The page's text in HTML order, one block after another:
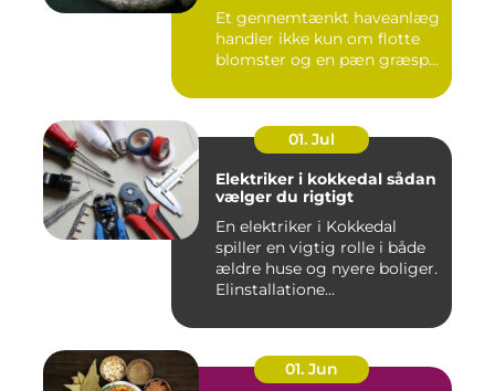
Et gennemtænkt haveanlæg
handler ikke kun om flotte
blomster og en pæn græsp...
01. Jul
Elektriker i kokkedal sådan
vælger du rigtigt
En elektriker i Kokkedal
spiller en vigtig rolle i både
ældre huse og nyere boliger.
Elinstallatione...
01. Jun